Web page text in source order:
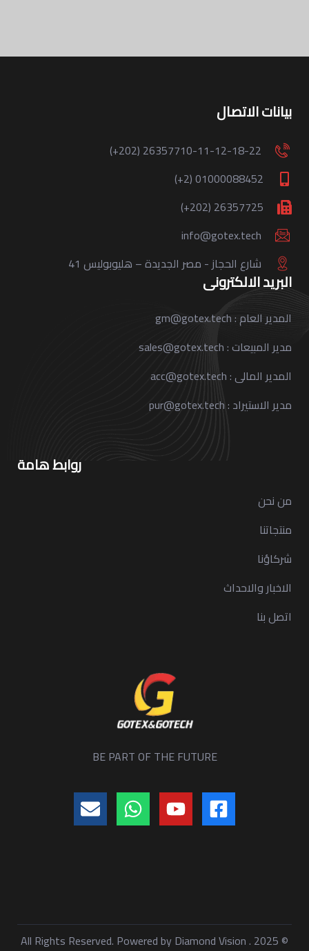
بيانات الاتصال
(+202) 26357710-11-12-18-22
(+2) 01000088452
(+202) 26357725
info@gotex.tech
41 شارع الحجاز - مصر الجديدة – هليوبوليس
البريد الالكترونى
المدير العام : gm@gotex.tech
مدير المبيعات : sales@gotex.tech
المدير المالى : acc@gotex.tech
مدير الاستيراد : pur@gotex.tech
روابط هامة
من نحن
منتجاتنا
شركاؤنا
الاخبار والاحداث
اتصل بنا
BE PART OF THE FUTURE
© 2025 . All Rights Reserved. Powered by
Diamond Vision